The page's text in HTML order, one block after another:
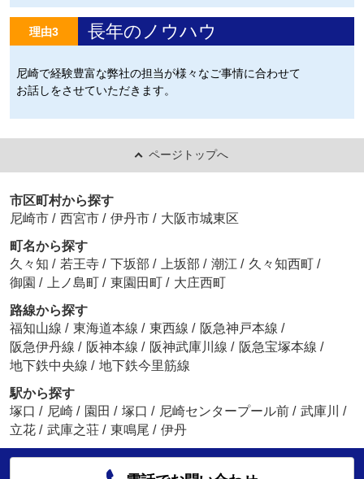
理由3 長年のノウハウ
尼崎で経験豊富な弊社の担当が様々なご事情に合わせて
お話しをさせていただきます。
ページトップへ
市区町村から探す
尼崎市 / 西宮市 / 伊丹市 / 大阪市城東区
町名から探す
久々知 / 若王寺 / 下坂部 / 上坂部 / 潮江 / 久々知西町 /
御園 / 上ノ島町 / 東園田町 / 大庄西町
路線から探す
福知山線 / 東海道本線 / 東西線 / 阪急神戸本線 /
阪急伊丹線 / 阪神本線 / 阪神武庫川線 / 阪急宝塚本線 /
地下鉄中央線 / 地下鉄今里筋線
駅から探す
塚口 / 尼崎 / 園田 / 塚口 / 尼崎センタープール前 / 武庫川
/
立花 / 武庫之荘 / 東鳴尾 / 伊丹